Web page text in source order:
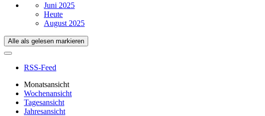
Juni 2025
Heute
August 2025
Alle als gelesen markieren
RSS-Feed
Monatsansicht
Wochenansicht
Tagesansicht
Jahresansicht